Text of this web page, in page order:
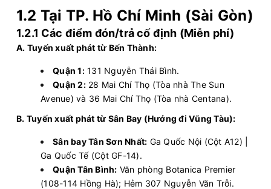
13:0010/08/2026 10/0815:00 (2 giờ)
Văn phòng Vũng Tàu Văn phòng Quận 1
Giá vé:250.000 Còn trống:2 Chọn mua
Hồ Tràm Văn phòng Quận 1
Vie Limousine Limousine 9 chỗ
1.2 Tại TP. Hồ Chí Minh (Sài Gòn)
1.2.1 Các điểm đón/trả cố định (Miễn phí)
A. Tuyến xuất phát từ Bến Thành:
Quận 1:131 Nguyễn Thái Bình.
Quận 2:28 Mai Chí Thọ (Tòa nhà The Sun
Avenue) và 36 Mai Chí Thọ (Tòa nhà Centana).
B. Tuyến xuất phát từ Sân Bay (Hướng đi Vũng Tàu):
Sân bay Tân Sơn Nhất: Ga Quốc Nội (Cột A12) |
Ga Quốc Tế (Cột GF-14).
Quận Tân Bình: Văn phòng Botanica Premier
(108-114 Hồng Hà); Hẻm 307 Nguyễn Văn Trỗi.